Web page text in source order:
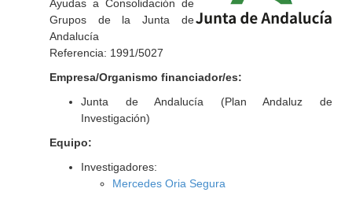
Ayudas a Consolidación de
Grupos de la Junta de
Andalucía
Referencia: 1991/5027
Empresa/Organismo financiador/es:
Junta de Andalucía (Plan Andaluz de
Investigación)
Equipo:
Investigadores:
Mercedes Oria Segura